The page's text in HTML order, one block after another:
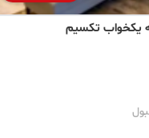
یکخواب تکسیم